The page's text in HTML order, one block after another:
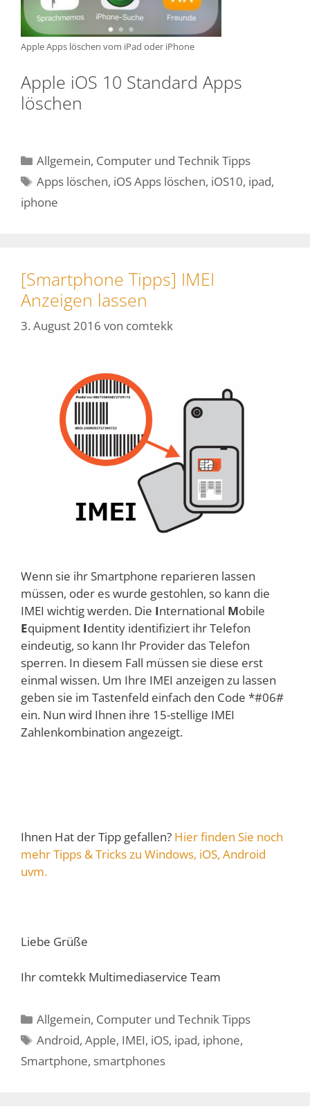
Apple Apps löschen vom iPad oder iPhone
Apple iOS 10 Standard Apps
löschen
Kategorien
Allgemein, Computer und Technik Tipps
Schlagwörter
Apps löschen, iOS Apps löschen, iOS10, ipad,
iphone
[Smartphone Tipps] IMEI
Anzeigen lassen
3. August 2016 von comtekk
Wenn sie ihr Smartphone reparieren lassen
müssen, oder es wurde gestohlen, so kann die
IMEI wichtig werden. Die International Mobile
Equipment Identity identifiziert ihr Telefon
eindeutig, so kann Ihr Provider das Telefon
sperren. In diesem Fall müssen sie diese erst
einmal wissen. Um Ihre IMEI anzeigen zu lassen
geben sie im Tastenfeld einfach den Code *#06#
ein. Nun wird Ihnen ihre 15-stellige IMEI
Zahlenkombination angezeigt.
Ihnen Hat der Tipp gefallen? Hier finden Sie noch
mehr Tipps & Tricks zu Windows, iOS, Android
uvm.
Liebe Grüße
Ihr comtekk Multimediaservice Team
Kategorien
Allgemein, Computer und Technik Tipps
Schlagwörter
Android,Apple, IMEI, iOS, ipad, iphone,
Smartphone, smartphones